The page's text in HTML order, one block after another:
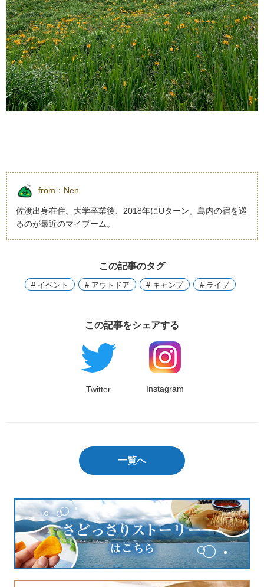
from： Nen
佐渡出身在住。大学卒業後、2018年にUターン。島内の宿を巡
るのが最近のマイブーム。
この記事のタグ
# イベント # アウトドア # キャンプ # ライブ
この記事をシェアする
Twitter Instagram
一覧へ